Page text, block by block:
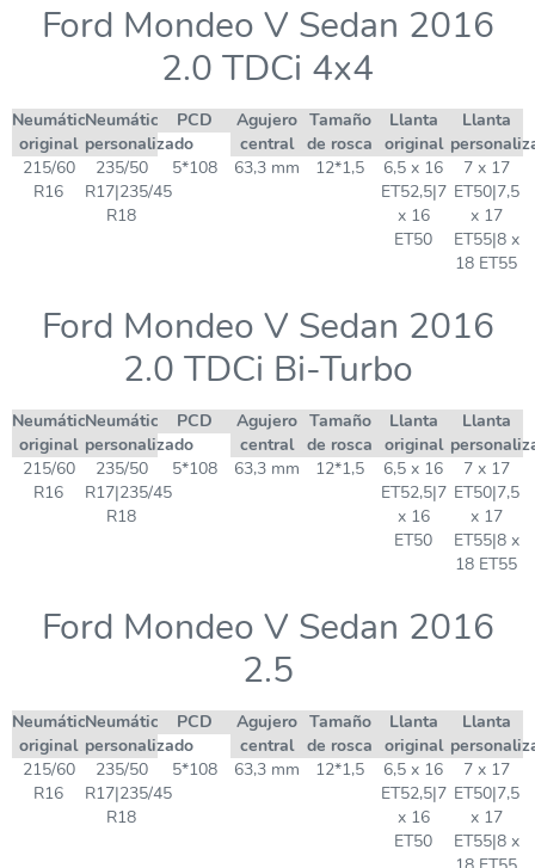
Ford Mondeo V Sedan 2016
2.0 TDCi 4x4
Neumático
original
Neumático
personalizado
PCD
Agujero
central
Tamaño
de rosca
Llanta
original
Llanta
215/60
R16
235/50
R17|235/45
R18
5*108 63,3 mm 12*1,5
6,5 x 16
ET52,5|7
x 16
ET50
7 x 17
ET50|7,5
x 17
ET55|8 x
18 ET55
Ford Mondeo V Sedan 2016
2.0 TDCi Bi-Turbo
Neumático
original
Neumático
personalizado
PCD
Agujero
central
Tamaño
de rosca
Llanta
original
Llanta
215/60
R16
235/50
R17|235/45
R18
5*108 63,3 mm 12*1,5
6,5 x 16
ET52,5|7
x 16
ET50
7 x 17
ET50|7,5
x 17
ET55|8 x
18 ET55
Ford Mondeo V Sedan 2016
2.5
Neumático
original
Neumático
personalizado
PCD
Agujero
central
Tamaño
de rosca
Llanta
original
Llanta
215/60
R16
235/50
R17|235/45
R18
5*108 63,3 mm 12*1,5
6,5 x 16
ET52,5|7
x 16
ET50
7 x 17
ET50|7,5
x 17
ET55|8 x